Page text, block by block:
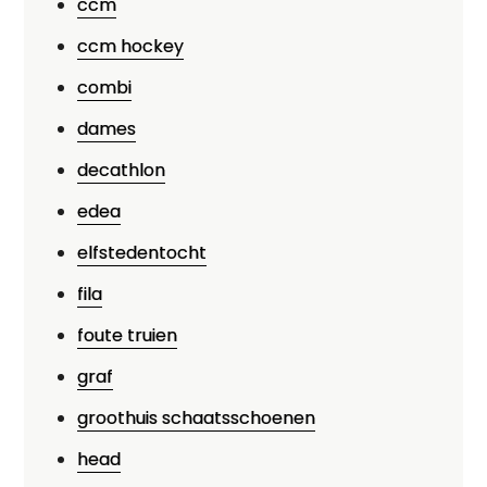
ccm hockey
combi
dames
decathlon
edea
elfstedentocht
fila
foute truien
graf
groothuis schaatsschoenen
head